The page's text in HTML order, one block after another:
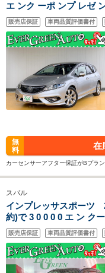
エ ンク ーポ ンプ レゼ
リナビ ホンダセンシン
ーシート LEDライト フ
販売店保証 車両品質評価書付
無
料
在
カーセンサーアフター保証がBプラ
スバル
インプレッサスポーツ
約)で 3 0 0 0 0 エ ン ク
Ver3 ブラインドスポッ
衝突軽減ブレーキ レー
スキー
販売店保証 車両品質評価書付